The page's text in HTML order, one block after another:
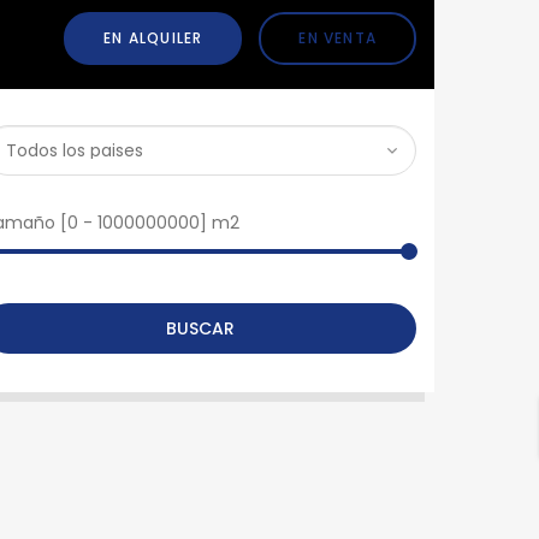
EN ALQUILER EN VENTA
[ 0 - 1000000000 ] m2
BUSCAR